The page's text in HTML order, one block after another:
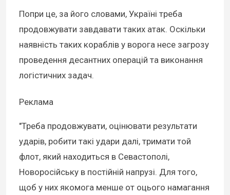
Попри це, за його словами, Україні треба
продовжувати завдавати таких атак. Оскільки
наявність таких кораблів у ворога несе загрозу
проведення десантних операцій та виконання
логістичних задач.
Реклама
"Треба продовжувати, оцінювати результати
ударів, робити такі удари далі, тримати той
флот, який находиться в Севастополі,
Новоросійську в постійній напрузі. Для того,
щоб у них якомога менше от оцього намагання